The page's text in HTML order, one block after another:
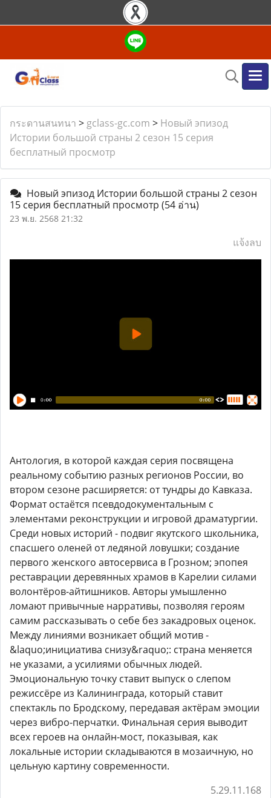
กระดานสนทนา > gclass-gc.com > Новый эпизод
Истории большой страны 2 сезон 15 серия
бесплатный просмотр
Новый эпизод Истории большой страны 2 сезон
15 серия бесплатный просмотр (54 อ่าน)
23 พ.ย. 2568 21:32
แจ้งลบ
Антология, в которой каждая серия посвящена
реальному событию разных регионов России, во
втором сезоне расширяется: от тундры до Кавказа.
Формат остаётся псевдодокументальным с
элементами реконструкции и игровой драматургии.
Среди новых историй - подвиг якутского школьника,
спасшего оленей от ледяной ловушки; создание
первого женского автосервиса в Грозном; эпопея
реставрации деревянных храмов в Карелии силами
волонтёров-айтишников. Авторы умышленно
ломают привычные нарративы, позволяя героям
самим рассказывать о себе без закадровых оценок.
Между линиями возникает общий мотив -
&laquo;инициатива снизу&raquo;: страна меняется
не указами, а усилиями обычных людей.
Эмоциональную точку ставит выпуск о слепом
режиссёре из Калининграда, который ставит
спектакль по Бродскому, передавая актёрам эмоции
через вибро-перчатки. Финальная серия выводит
всех героев на онлайн-мост, показывая, как
локальные истории складываются в мозаичную, но
цельную картину современности.
5.29.11.168